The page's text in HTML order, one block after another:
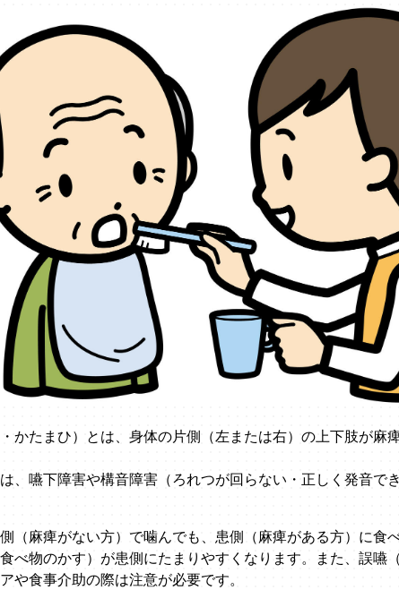
かたまひ）とは、身体の片側（左または右）の上下肢が麻
、嚥下障害や構音障害（ろれつが回らない・正しく発音で
（麻痺がない方）で噛んでも、患側（麻痺がある方）に食
べ物のかす）が患側にたまりやすくなります。また、誤嚥
や食事介助の際は注意が必要です。